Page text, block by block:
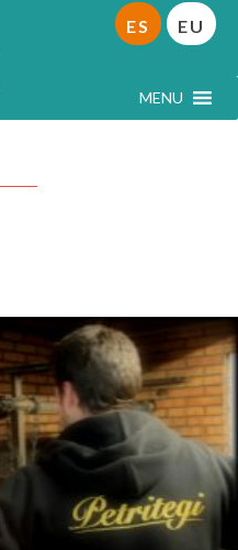
MENU
ES EU